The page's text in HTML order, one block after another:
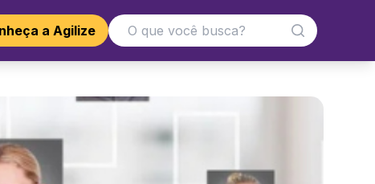
a Agilize